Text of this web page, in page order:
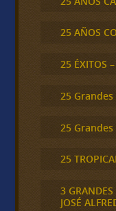
25 AÑOS
25 ÉXITOS
25
25
25
3
JOSÉ